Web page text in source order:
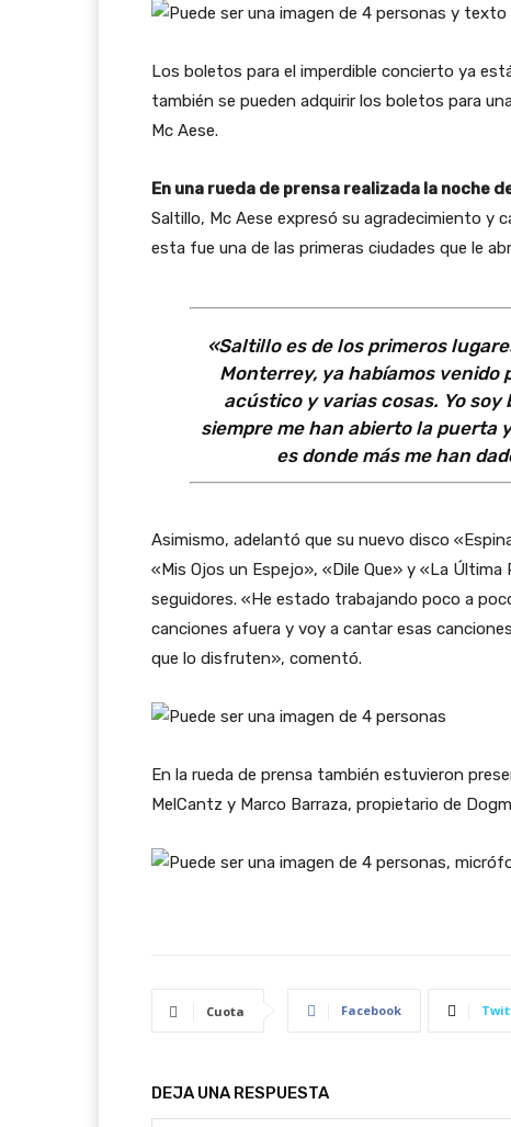
Los boletos para el imperdible concierto ya
también se pueden adquirir los boletos para
Mc Aese.
En una rueda de prensa realizada la noche
Saltillo, Mc Aese expresó su agradecimiento y
esta fue una de las primeras ciudades que le
«Saltillo es de los primeros
Monterrey, ya habíamos venido
acústico y varias cosas. Yo
siempre me han abierto la puerta
es donde más me han
Asimismo, adelantó que su nuevo disco
«Mis Ojos un Espejo», «Dile Que» y «La
seguidores. «He estado trabajando poco a
canciones afuera y voy a cantar esas
que lo disfruten», comentó.
En la rueda de prensa también estuvieron
MelCantz y Marco Barraza, propietario de
Cuota Facebook
DEJA UNA RESPUESTA